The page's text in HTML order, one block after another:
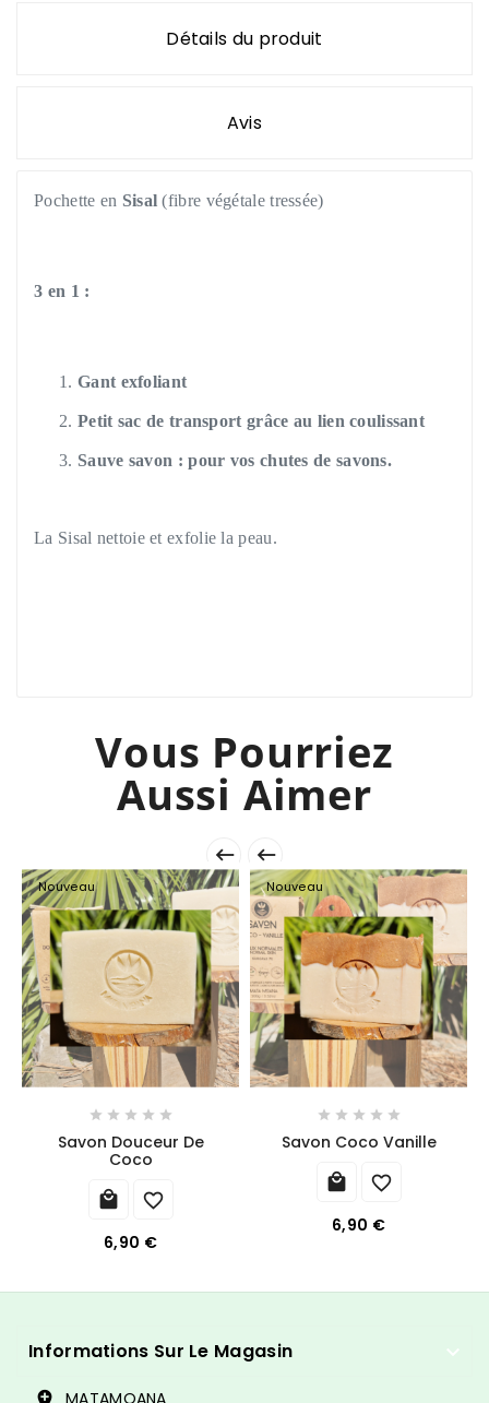
Détails du produit
Avis
Pochette en Sisal (fibre végétale tressée)
3 en 1 :
Gant exfoliant
Petit sac de transport grâce au lien coulissant
Sauve savon : pour vos chutes de savons.
La Sisal nettoie et exfolie la peau.
Vous Pourriez
Aussi Aimer
 
Nouveau
    
Savon Douceur De
Coco
 
6,90 €
Nouveau
    
Savon Coco Vanille
 
6,90 €
Informations Sur Le Magasin 
MATAMOANA